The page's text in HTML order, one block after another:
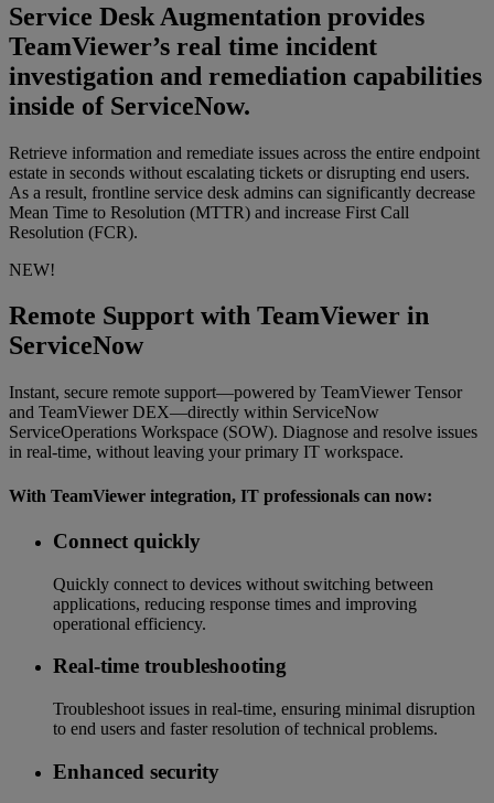
Service Desk Augmentation provides
TeamViewer’s real time incident
investigation and remediation capabilities
inside of ServiceNow.
Retrieve information and remediate issues across the entire endpoint
estate in seconds without escalating tickets or disrupting end users.
As a result, frontline service desk admins can significantly decrease
Mean Time to Resolution (MTTR) and increase First Call
Resolution (FCR).
NEW!
Remote Support with TeamViewer in
ServiceNow
Instant, secure remote support—powered by TeamViewer Tensor
and TeamViewer DEX—directly within ServiceNow
ServiceOperations Workspace (SOW). Diagnose and resolve issues
in real-time, without leaving your primary IT workspace.
With TeamViewer integration, IT professionals can now:
Connect quickly
Quickly connect to devices without switching between
applications, reducing response times and improving
operational efficiency.
Real-time troubleshooting
Troubleshoot issues in real-time, ensuring minimal disruption
to end users and faster resolution of technical problems.
Enhanced security